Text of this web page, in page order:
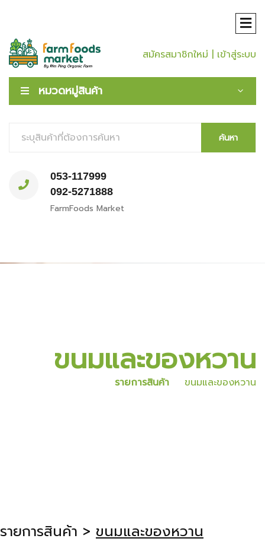
สมัครสมาชิกใหม่ | เข้าสู่ระบบ
หมวดหมู่สินค้า
ค้นหา
053-117999
092-5271888
FarmFoods Market
ขนมและของหวาน
รายการสินค้า ขนมและของหวาน
รายการสินค้า > ขนมและของหวาน